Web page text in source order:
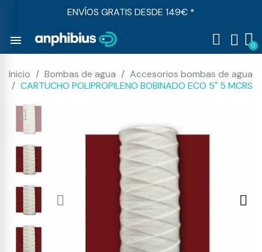
ENVÍOS GRATIS DESDE 149€ *
menu
Inicio Bombas de agua
Accesorios bombas de agua
CARTUCHO POLIPROPILENO BOBINADO ECO 5" 5 MCRS